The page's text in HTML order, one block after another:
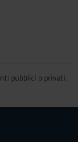
pubblici o privati,